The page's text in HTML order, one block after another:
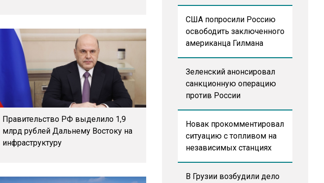
Правительство РФ выделило 1,9
млрд рублей Дальнему Востоку на
инфраструктуру
США попросили Россию
освободить заключенного
американца Гилмана
Зеленский анонсировал
санкционную операцию
против России
Новак прокомментировал
ситуацию с топливом на
независимых станциях
В Грузии возбудили дело